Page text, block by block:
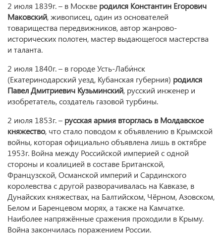
2 июля 1839г. – в Москве родился Константин Егорович
Маковский, живописец, один из основателей
товарищества передвижников, автор жанрово-
исторических полотен, мастер выдающегося мастерства
и таланта.
2 июля 1840г. – в городе Усть-Лаби́нск
(Екатеринодарский уезд, Кубанская губерния) родился
Павел Дмитриевич Кузьминский, русский инженер и
изобретатель, создатель газовой турбины.
2 июля 1853г. – русская армия вторглась в Молдавское
княжество, что стало поводом к объявлению в Крымской
войны, которая официально объявлена лишь в октябре
1953г. Война между Российской империей с одной
стороны и коалицией в составе Британской,
Французской, Османской империй и Сардинского
королевства с другой разворачивалась на Кавказe, в
Дунайских княжествах, на Балтийском, Чёрном, Азовском,
Белом и Баренцевом морях, а также на Камчатке.
Наиболее напряжённые сражения проходили в Крыму.
Война закончилась поражением России.